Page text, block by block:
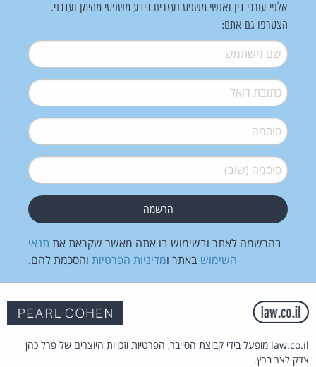
אלפי עורכי דין ואנשי משפט נעזרים בידע משפטי מהימן ועדכני.
הצטרפו גם אתם:
שם משתמש*
דואל*
סיסמה*
סיסמה (שוב)*
בהרשמה לאתר ובשימוש בו אתה מאשר שקראת את תנאי
השימוש באתר ומדיניות הפרטיות והסכמת להם.
law.co.il מופעל בידי קבוצת הסייבר, הפרטיות וזכויות היוצרים של פרל כהן
צדק לצר ברץ.